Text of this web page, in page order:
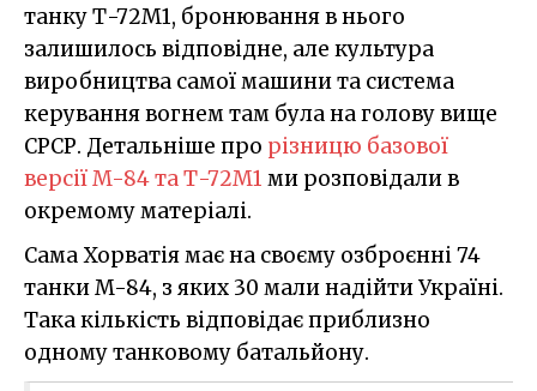
танку Т-72М1, бронювання в нього
залишилось відповідне, але культура
виробництва самої машини та система
керування вогнем там була на голову вище
СРСР. Детальніше про різницю базової
версії M-84 та Т-72М1 ми розповідали в
окремому матеріалі.
Сама Хорватія має на своєму озброєнні 74
танки M-84, з яких 30 мали надійти Україні.
Така кількість відповідає приблизно
одному танковому батальйону.